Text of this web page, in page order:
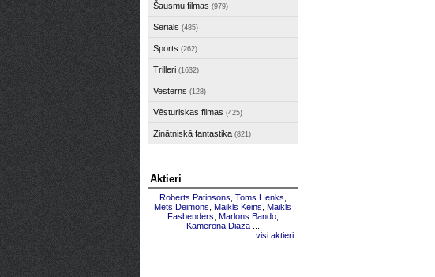
Šausmu filmas (979)
Seriāls (485)
Sports (262)
Trilleri (1632)
Vesterns (128)
Vēsturiskas filmas (425)
Zinātniskā fantastika (821)
Aktieri
Roberts Patinsons Toms Henks
Mets Deimons Maikls Keins Maikls
Fasbenders Marlons Bando,
Kamerona Diaza...
visi aktieri